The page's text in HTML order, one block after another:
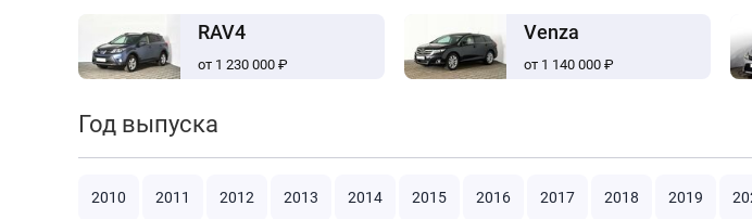
RAV4
от 1 230 000 ₽
Venza
от 1 140 000 ₽
Год выпуска
2010 2011 2012 2013 2014 2015 2016 2017 2018 2019